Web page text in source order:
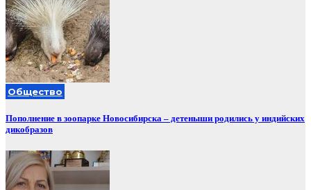
Общество
Пополнение в зоопарке Новосибирска – детеныши родились у индийских
дикобразов